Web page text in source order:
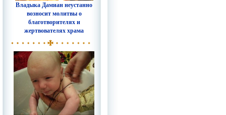
Владыка Дамиан неустанно
возносит молитвы о
благотворителях и
жертвователях храма